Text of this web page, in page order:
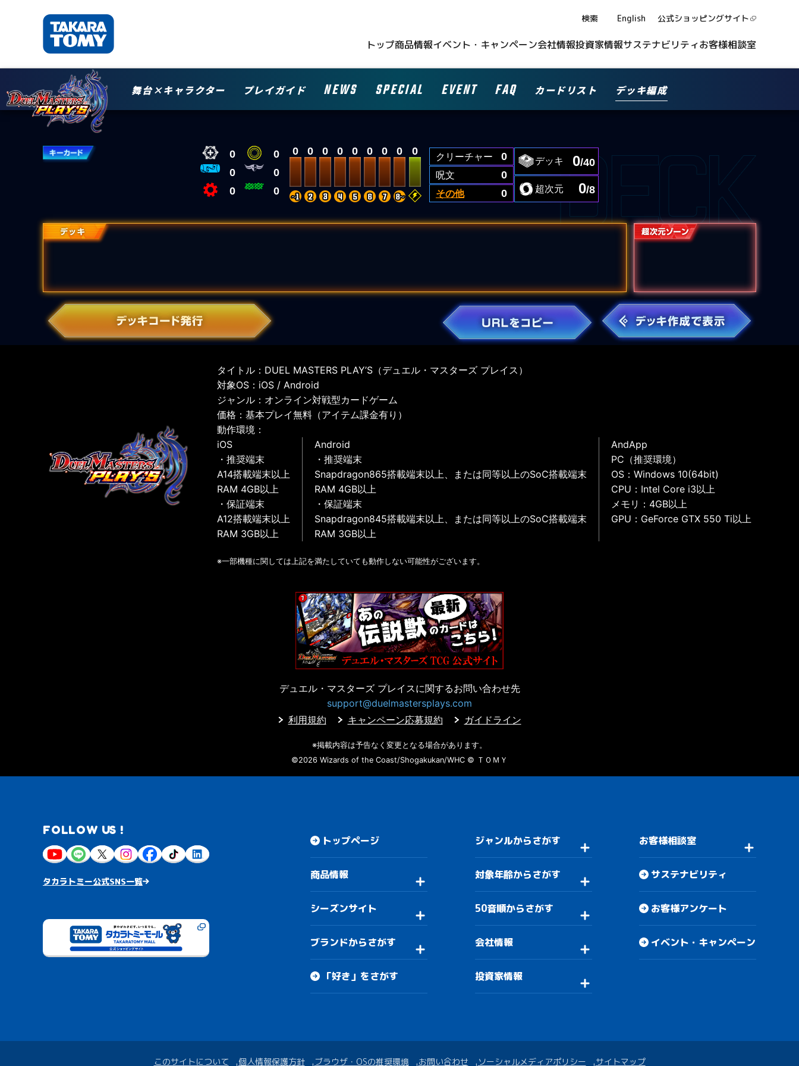
検索 English 公式ショッピングサイト
トップ商品情報イベント・キャンペーン会社情報投資家情報サステナビリティお客様相談室
舞台×キャラクター プレイガイド NEWS SPECIAL EVENT FAQ カードリスト デッキ編成
0
0
0
0
0
0
0 0 0 0 0 0 0 0 0 クリーチャー
0
呪文
0
その他
0
デッキ 0/40
超次元 0/8
タイトル：DUEL MASTERS PLAY’S（デュエル・マスターズ プレイス）
対象OS：iOS / Android
ジャンル：オンライン対戦型カードゲーム
価格：基本プレイ無料（アイテム課金有り）
動作環境：
iOS
・推奨端末
A14搭載端末以上
RAM 4GB以上
・保証端末
A12搭載端末以上
RAM 3GB以上
Android
・推奨端末
Snapdragon865搭載端末以上、または同等以上のSoC搭載端末
RAM 4GB以上
・保証端末
Snapdragon845搭載端末以上、または同等以上のSoC搭載端末
RAM 3GB以上
AndApp
PC（推奨環境）
OS：Windows 10(64bit)
CPU：Intel Core i3以上
メモリ：4GB以上
GPU：GeForce GTX 550 Ti以上
※一部機種に関しては上記を満たしていても動作しない可能性がございます。
デュエル・マスターズ プレイスに関するお問い合わせ先
support@duelmastersplays.com
利用規約
キャンペーン応募規約 ガイドライン
※掲載内容は予告なく変更となる場合があります。
©2026 Wizards of the Coast/Shogakukan/WHC © ＴＯＭＹ
FOLLOW US !
タカラトミー公式SNS一覧
トップページ
商品情報
シーズンサイト
ブランドからさがす
「好き」をさがす
ジャンルからさがす
対象年齢からさがす
50音順からさがす
会社情報
投資家情報
お客様相談室
サステナビリティ
お客様アンケート
イベント・キャンペーン
このサイトについて 個人情報保護方針 ブラウザ・OSの推奨環境 お問い合わせ ソーシャルメディアポリシー サイトマップ